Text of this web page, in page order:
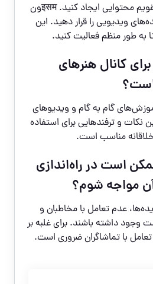
برای برنامه‌ریزی محتوا، تقویم محتوایی ایجاد کنید. इसमون
ویدیویی را قرار دهید. این
به طور منظم فعالیت کنید.
کانال هنرهای
است؟
گام به گام و ویدیوهای
و ترفندهایی برای استفاده
مناسب است.
است در راه‌اندازی
مواجه شوم؟
عدم تعامل با مخاطبان و
داشته باشند. برای غلبه بر
با تماشاگران ضروری است.